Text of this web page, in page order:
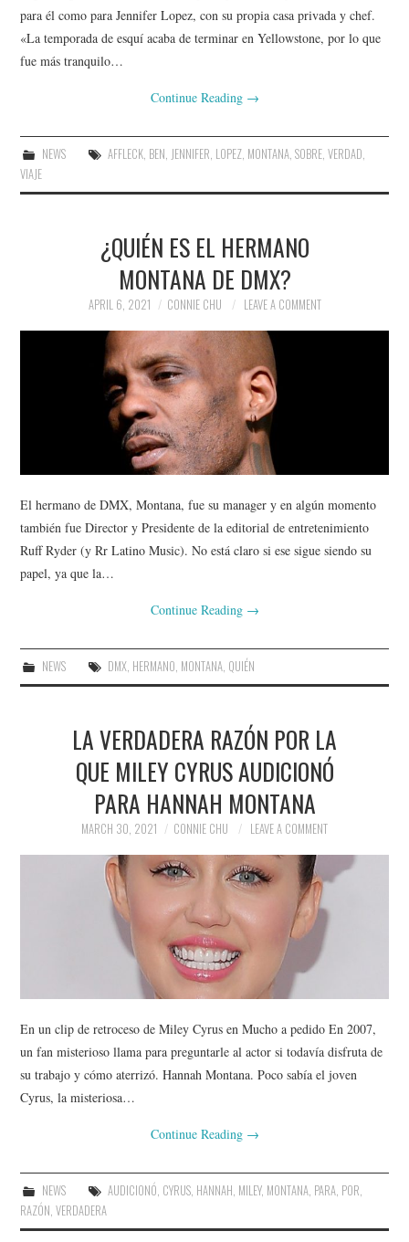
para él como para Jennifer Lopez, con su propia casa privada y chef.
«La temporada de esquí acaba de terminar en Yellowstone, por lo que
fue más tranquilo…
Continue Reading →
NEWS AFFLECK, BEN, JENNIFER, LOPEZ, MONTANA, SOBRE, VERDAD,
VIAJE
¿QUIÉN ES EL HERMANO
MONTANA DE DMX?
APRIL 6, 2021 CONNIE CHU LEAVE A COMMENT
El hermano de DMX, Montana, fue su manager y en algún momento
también fue Director y Presidente de la editorial de entretenimiento
Ruff Ryder (y Rr Latino Music). No está claro si ese sigue siendo su
papel, ya que la…
Continue Reading →
NEWS DMX, HERMANO, MONTANA, QUIÉN
LA VERDADERA RAZÓN POR LA
QUE MILEY CYRUS AUDICIONÓ
PARA HANNAH MONTANA
MARCH 30, 2021 CONNIE CHU LEAVE A COMMENT
En un clip de retroceso de Miley Cyrus en Mucho a pedido En 2007,
un fan misterioso llama para preguntarle al actor si todavía disfruta de
su trabajo y cómo aterrizó. Hannah Montana. Poco sabía el joven
Cyrus, la misteriosa…
Continue Reading →
NEWS AUDICIONÓ, CYRUS, HANNAH, MILEY, MONTANA, PARA, POR,
RAZÓN,VERDADERA